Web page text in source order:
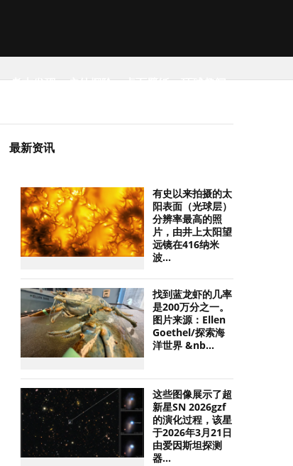
考古发现 户外探险 桌面壁纸 环球趣闻
最新资讯
有史以来拍摄的太
阳表面（光球层）
分辨率最高的照
片，由井上太阳望
远镜在416纳米
波...
找到蓝龙虾的几率
是200万分之一。
图片来源：Ellen
Goethel/探索海
洋世界 &nb...
这些图像展示了超
新星SN 2026gzf
的演化过程，该星
于2026年3月21日
由爱因斯坦探测
器...